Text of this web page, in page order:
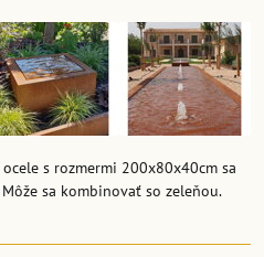
s rozmermi 200x80x40cm sa
sa kombinovať so zeleňou.